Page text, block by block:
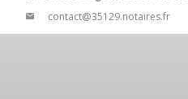
contact@35129.notaires.fr